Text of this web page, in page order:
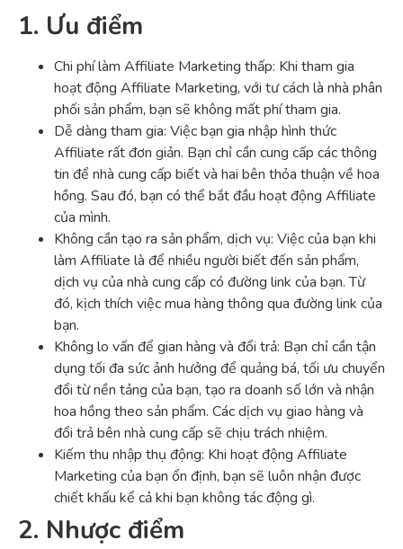
1. Ưu điểm
Chi phí làm Affiliate Marketing thấp: Khi tham gia
hoạt động Affiliate Marketing, với tư cách là nhà phân
phối sản phẩm, bạn sẽ không mất phí tham gia.
Dễ dàng tham gia: Việc bạn gia nhập hình thức
Affiliate rất đơn giản. Bạn chỉ cần cung cấp các thông
tin để nhà cung cấp biết và hai bên thỏa thuận về hoa
hồng. Sau đó, bạn có thể bắt đầu hoạt động Affiliate
của mình.
Không cần tạo ra sản phẩm, dịch vụ: Việc của bạn khi
làm Affiliate là để nhiều người biết đến sản phẩm,
dịch vụ của nhà cung cấp có đường link của bạn. Từ
đó, kịch thích việc mua hàng thông qua đường link của
bạn.
Không lo vấn để gian hàng và đổi trả: Bạn chỉ cần tận
dụng tối đa sức ảnh hưởng để quảng bá, tối ưu chuyển
đổi từ nền tảng của bạn, tạo ra doanh số lớn và nhận
hoa hồng theo sản phẩm. Các dịch vụ giao hàng và
đổi trả bên nhà cung cấp sẽ chịu trách nhiệm.
Kiếm thu nhập thụ động: Khi hoạt động Affiliate
Marketing của bạn ổn định, bạn sẽ luôn nhận được
chiết khấu kể cả khi bạn không tác động gì.
2. Nhược điểm